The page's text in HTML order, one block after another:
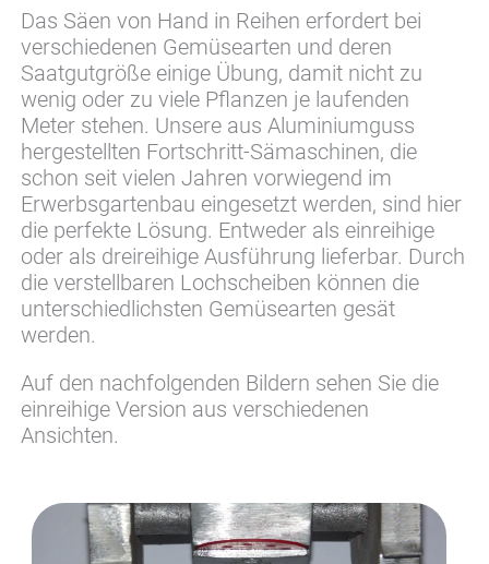
Das Säen von Hand in Reihen erfordert bei
verschiedenen Gemüsearten und deren
Saatgutgröße einige Übung, damit nicht zu
wenig oder zu viele Pflanzen je laufenden
Meter stehen. Unsere aus Aluminiumguss
hergestellten Fortschritt-Sämaschinen, die
schon seit vielen Jahren vorwiegend im
Erwerbsgartenbau eingesetzt werden, sind hier
die perfekte Lösung. Entweder als einreihige
oder als dreireihige Ausführung lieferbar. Durch
die verstellbaren Lochscheiben können die
unterschiedlichsten Gemüsearten gesät
werden.
Auf den nachfolgenden Bildern sehen Sie die
einreihige Version aus verschiedenen
Ansichten.